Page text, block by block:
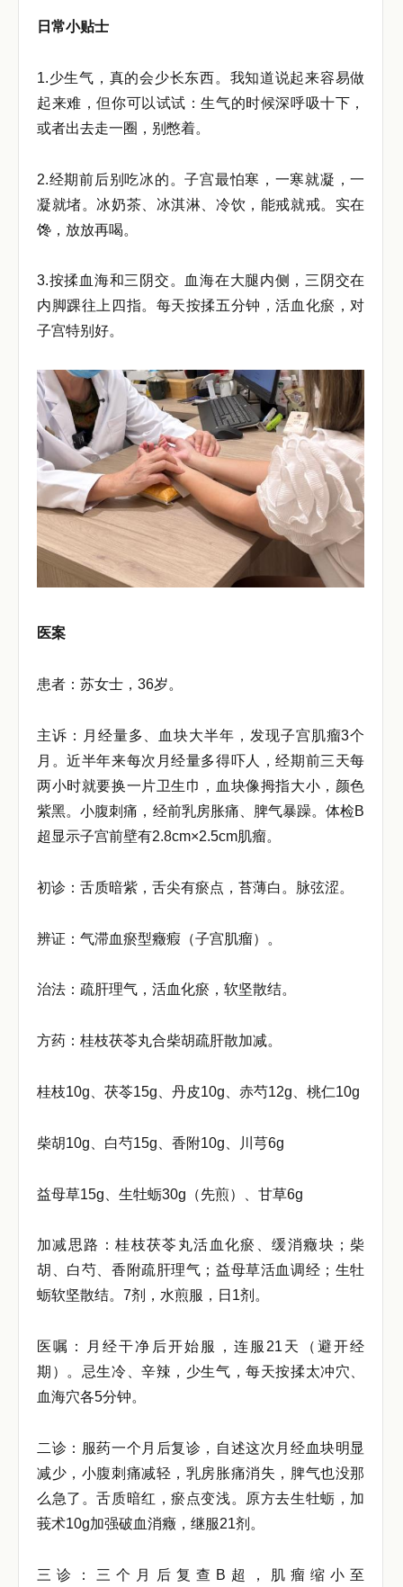
日常小贴士
1.少生气，真的会少长东西。我知道说起来容易做
起来难，但你可以试试：生气的时候深呼吸十下，
或者出去走一圈，别憋着。
2.经期前后别吃冰的。子宫最怕寒，一寒就凝，一
凝就堵。冰奶茶、冰淇淋、冷饮，能戒就戒。实在
馋，放放再喝。
3.按揉血海和三阴交。血海在大腿内侧，三阴交在
内脚踝往上四指。每天按揉五分钟，活血化瘀，对
子宫特别好。
医案
患者：苏女士，36岁。
主诉：月经量多、血块大半年，发现子宫肌瘤3个
月。近半年来每次月经量多得吓人，经期前三天每
两小时就要换一片卫生巾，血块像拇指大小，颜色
紫黑。小腹刺痛，经前乳房胀痛、脾气暴躁。体检B
超显示子宫前壁有2.8cm×2.5cm肌瘤。
初诊：舌质暗紫，舌尖有瘀点，苔薄白。脉弦涩。
辨证：气滞血瘀型癥瘕（子宫肌瘤）。
治法：疏肝理气，活血化瘀，软坚散结。
方药：桂枝茯苓丸合柴胡疏肝散加减。
桂枝10g、茯苓15g、丹皮10g、赤芍12g、桃仁10g
柴胡10g、白芍15g、香附10g、川芎6g
益母草15g、生牡蛎30g（先煎）、甘草6g
加减思路：桂枝茯苓丸活血化瘀、缓消癥块；柴
胡、白芍、香附疏肝理气；益母草活血调经；生牡
蛎软坚散结。7剂，水煎服，日1剂。
医嘱：月经干净后开始服，连服21天（避开经
期）。忌生冷、辛辣，少生气，每天按揉太冲穴、
血海穴各5分钟。
二诊：服药一个月后复诊，自述这次月经血块明显
减少，小腹刺痛减轻，乳房胀痛消失，脾气也没那
么急了。舌质暗红，瘀点变浅。原方去生牡蛎，加
莪术10g加强破血消癥，继服21剂。
三诊：三个月后复查B超，肌瘤缩小至